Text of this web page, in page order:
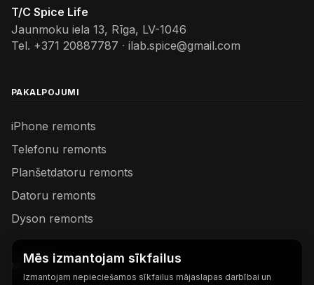
T/C Spice Life
Jaunmoku iela 13, Rīga, LV-1046
Tel. +371 20887787 · ilab.spice@gmail.com
PAKALPOJUMI
iPhone remonts
Telefonu remonts
Planšetdatoru remonts
Datoru remonts
Dyson remonts
NODERĪGAS SAITES
Mēs izmantojam sīkfailus
Izmantojam nepieciešamos sīkfailus mājaslapas darbībai un